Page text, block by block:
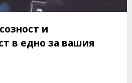
и
в едно за вашия